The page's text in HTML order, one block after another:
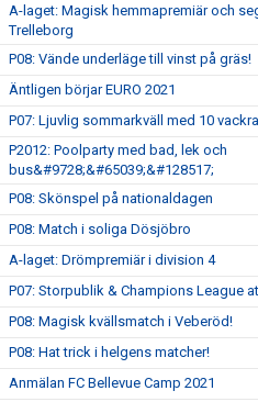
A-laget: Magisk hemmapremiär och
Trelleborg
P08: Vände underläge till vinst på gräs!
Äntligen börjar EURO 2021
P07: Ljuvlig sommarkväll med 10
P2012: Poolparty med bad, lek och
bus&#9728;&#65039;&#128517;
P08: Skönspel på nationaldagen
P08: Match i soliga Dösjöbro
A-laget: Drömpremiär i division 4
P07: Storpublik & Champions League
P08: Magisk kvällsmatch i Veberöd!
P08: Hat trick i helgens matcher!
Anmälan FC Bellevue Camp 2021